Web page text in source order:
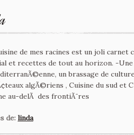
de mes racines est un joli
et recettes de tout au horizon. -
un brassage de
algÃ©riens , Cuisine du sud et
au-delÃ des frontiÃ¨res
de: linda